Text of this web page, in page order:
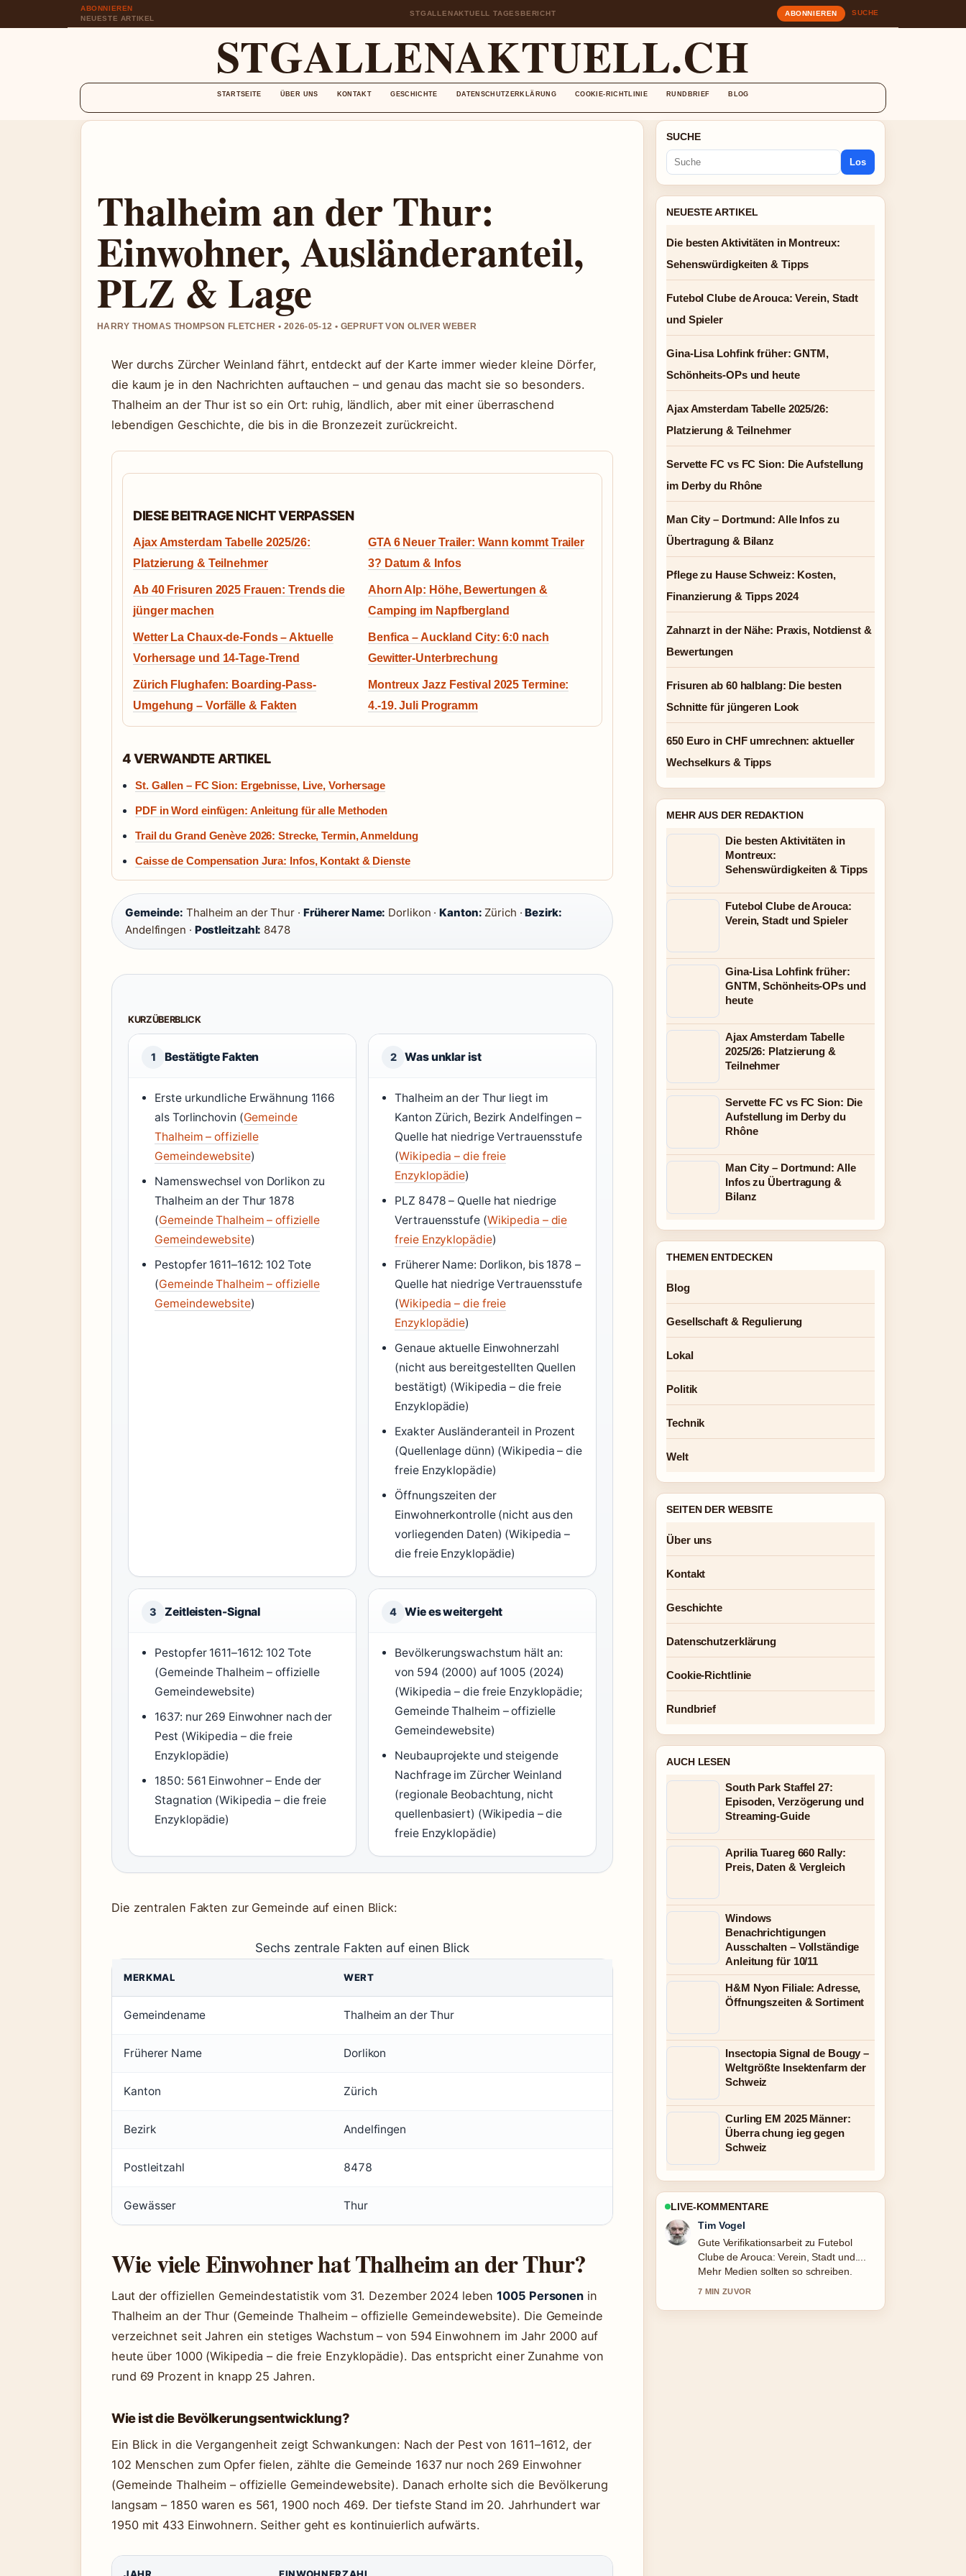
ABONNIEREN
NEUESTE ARTIKEL
STGALLENAKTUELL TAGESBERICHT ABONNIEREN SUCHE
STGALLENAKTUELL.CH
STARTSEITE ÜBER UNS KONTAKT GESCHICHTE DATENSCHUTZERKLÄRUNG COOKIE-RICHTLINIE RUNDBRIEF BLOG
Thalheim an der Thur:
Einwohner, Ausländeranteil,
PLZ & Lage
HARRY THOMAS THOMPSON FLETCHER • 2026-05-12 • GEPRUFT VON OLIVER WEBER
Wer durchs Zürcher Weinland fährt, entdeckt auf der Karte immer wieder kleine Dörfer,
die kaum je in den Nachrichten auftauchen – und genau das macht sie so besonders.
Thalheim an der Thur ist so ein Ort: ruhig, ländlich, aber mit einer überraschend
lebendigen Geschichte, die bis in die Bronzezeit zurückreicht.
DIESE BEITRAGE NICHT VERPASSEN
Ajax Amsterdam Tabelle 2025/26:
Platzierung & Teilnehmer
GTA 6 Neuer Trailer: Wann kommt Trailer
3? Datum & Infos
Ab 40 Frisuren 2025 Frauen: Trends die
jünger machen
Ahorn Alp: Höhe, Bewertungen &
Camping im Napfbergland
Wetter La Chaux-de-Fonds – Aktuelle
Vorhersage und 14-Tage-Trend
Benfica – Auckland City: 6:0 nach
Gewitter-Unterbrechung
Zürich Flughafen: Boarding-Pass-
Umgehung – Vorfälle & Fakten
Montreux Jazz Festival 2025 Termine:
4.-19. Juli Programm
4 VERWANDTE ARTIKEL
St. Gallen – FC Sion: Ergebnisse, Live, Vorhersage
PDF in Word einfügen: Anleitung für alle Methoden
Trail du Grand Genève 2026: Strecke, Termin, Anmeldung
Caisse de Compensation Jura: Infos, Kontakt & Dienste
Gemeinde: Thalheim an der Thur · Früherer Name: Dorlikon ·Kanton: Zürich ·Bezirk:
Andelfingen · Postleitzahl: 8478
KURZÜBERBLICK
1 Bestätigte Fakten
Erste urkundliche Erwähnung 1166
als Torlinchovin (Gemeinde
Thalheim – offizielle
Gemeindewebsite)
Namenswechsel von Dorlikon zu
Thalheim an der Thur 1878
(Gemeinde Thalheim – offizielle
Gemeindewebsite)
Pestopfer 1611–1612: 102 Tote
(Gemeinde Thalheim – offizielle
Gemeindewebsite)
2 Was unklar ist
Thalheim an der Thur liegt im
Kanton Zürich, Bezirk Andelfingen –
Quelle hat niedrige Vertrauensstufe
(Wikipedia – die freie
Enzyklopädie)
PLZ 8478 – Quelle hat niedrige
Vertrauensstufe (Wikipedia – die
freie Enzyklopädie)
Früherer Name: Dorlikon, bis 1878 –
Quelle hat niedrige Vertrauensstufe
(Wikipedia – die freie
Enzyklopädie)
Genaue aktuelle Einwohnerzahl
(nicht aus bereitgestellten Quellen
bestätigt) (Wikipedia – die freie
Enzyklopädie)
Exakter Ausländeranteil in Prozent
(Quellenlage dünn) (Wikipedia – die
freie Enzyklopädie)
Öffnungszeiten der
Einwohnerkontrolle (nicht aus den
vorliegenden Daten) (Wikipedia –
die freie Enzyklopädie)
3 Zeitleisten-Signal
Pestopfer 1611–1612: 102 Tote
(Gemeinde Thalheim – offizielle
Gemeindewebsite)
1637: nur 269 Einwohner nach der
Pest (Wikipedia – die freie
Enzyklopädie)
1850: 561 Einwohner – Ende der
Stagnation (Wikipedia – die freie
Enzyklopädie)
4 Wie es weitergeht
Bevölkerungswachstum hält an:
von 594 (2000) auf 1005 (2024)
(Wikipedia – die freie Enzyklopädie;
Gemeinde Thalheim – offizielle
Gemeindewebsite)
Neubauprojekte und steigende
Nachfrage im Zürcher Weinland
(regionale Beobachtung, nicht
quellenbasiert) (Wikipedia – die
freie Enzyklopädie)
Die zentralen Fakten zur Gemeinde auf einen Blick:
Sechs zentrale Fakten auf einen Blick
MERKMAL WERT
Gemeindename Thalheim an der Thur
Früherer Name Dorlikon
Kanton Zürich
Bezirk Andelfingen
Postleitzahl 8478
Gewässer Thur
Wie viele Einwohner hat Thalheim an der Thur?
Laut der offiziellen Gemeindestatistik vom 31. Dezember 2024 leben1005 Personen in
Thalheim an der Thur (Gemeinde Thalheim – offizielle Gemeindewebsite). Die Gemeinde
verzeichnet seit Jahren ein stetiges Wachstum – von 594 Einwohnern im Jahr 2000 auf
heute über 1000 (Wikipedia – die freie Enzyklopädie). Das entspricht einer Zunahme von
rund 69 Prozent in knapp 25 Jahren.
Wie ist die Bevölkerungsentwicklung?
Ein Blick in die Vergangenheit zeigt Schwankungen: Nach der Pest von 1611–1612, der
102 Menschen zum Opfer fielen, zählte die Gemeinde 1637 nur noch 269 Einwohner
(Gemeinde Thalheim – offizielle Gemeindewebsite). Danach erholte sich die Bevölkerung
langsam – 1850 waren es 561, 1900 noch 469. Der tiefste Stand im 20. Jahrhundert war
1950 mit 433 Einwohnern. Seither geht es kontinuierlich aufwärts.
SUCHE
Los
NEUESTE ARTIKEL
Die besten Aktivitäten in Montreux:
Sehenswürdigkeiten & Tipps
Futebol Clube de Arouca: Verein, Stadt
und Spieler
Gina-Lisa Lohfink früher: GNTM,
Schönheits-OPs und heute
Ajax Amsterdam Tabelle 2025/26:
Platzierung & Teilnehmer
Servette FC vs FC Sion: Die Aufstellung
im Derby du Rhône
Man City – Dortmund: Alle Infos zu
Übertragung & Bilanz
Pflege zu Hause Schweiz: Kosten,
Finanzierung & Tipps 2024
Zahnarzt in der Nähe: Praxis, Notdienst &
Bewertungen
Frisuren ab 60 halblang: Die besten
Schnitte für jüngeren Look
650 Euro in CHF umrechnen: aktueller
Wechselkurs & Tipps
MEHR AUS DER REDAKTION
Die besten Aktivitäten in
Montreux:
Sehenswürdigkeiten & Tipps
Futebol Clube de Arouca:
Verein, Stadt und Spieler
Gina-Lisa Lohfink früher:
GNTM, Schönheits-OPs und
heute
Ajax Amsterdam Tabelle
2025/26: Platzierung &
Teilnehmer
Servette FC vs FC Sion: Die
Aufstellung im Derby du
Rhône
Man City – Dortmund: Alle
Infos zu Übertragung &
Bilanz
THEMEN ENTDECKEN
Blog
Gesellschaft & Regulierung
Lokal
Politik
Technik
Welt
SEITEN DER WEBSITE
Über uns
Kontakt
Geschichte
Datenschutzerklärung
Cookie-Richtlinie
Rundbrief
AUCH LESEN
South Park Staffel 27:
Episoden, Verzögerung und
Streaming-Guide
Aprilia Tuareg 660 Rally:
Preis, Daten & Vergleich
Windows
Benachrichtigungen
Ausschalten – Vollständige
Anleitung für 10/11
H&M Nyon Filiale: Adresse,
Öffnungszeiten & Sortiment
Insectopia Signal de Bougy –
Weltgrößte Insektenfarm der
Schweiz
Curling EM 2025 Männer:
Überra chung ieg gegen
Schweiz
LIVE-KOMMENTARE
Mila Kruger
Starke Einordnung zu Gina-Lisa
Lohfink früher: GNTM, Schönheits-OPs
und heute. Das ist die klarste